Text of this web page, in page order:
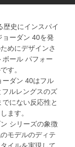
歴史にインスパイ
ョーダン 40を発
めにデザインさ
ール パフォー
す。
ーダン 40はフル
ルレングスのズ
にない反応性と
ます。
シリーズの象徴
モデルのディテ